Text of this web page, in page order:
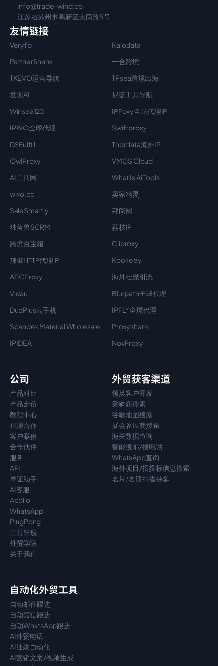
info@trade-wind.co
江苏省苏州市高新区大同路5号
友情链接
Veryfb
Kalodata
PartnerShare
一合跨境
TKEVO运营导航
TPsea跨境出海
发现AI
易蓝工具导航
Winsea123
IPFoxy全球代理IP
IPWO全球代理
Swiftproxy
DSFulfill
Thordata海外IP
OwlProxy
VMOS Cloud
AI工具网
What Is Ai Tools
wivo.cc
卖家精灵
SaleSmartly
邦阅网
独角兽SCRM
荔枝IP
跨境百宝箱
Cliproxy
辣椒HTTP代理IP
Kookeey
ABCProxy
海外社媒引流
Vidau
Blurpath全球代理
DuoPlus云手机
IPFLY全球代理
Spandex Material Wholesale​
Proxyshare
IPIDEA
NovProxy
公司
产品对比
产品定价
教程中心
代理合作
客户案例
合作伙伴
服务
API
单证助手
AI客服
Apollo
WhatsApp
PingPong
工具导航
外贸学院
关于我们
外贸获客渠道
领英客户开发
采购商搜索
谷歌地图搜索
展会参展商搜索
海关数据查询
智能搜邮/搜电话
WhatsApp查询
海外项目/招投标信息搜索
名片/名册扫描获客
自动化外贸工具
自动邮件跟进
自动短信跟进
自动WhatsApp跟进
AI外贸电话
AI社媒自动化
AI营销文案/视频生成